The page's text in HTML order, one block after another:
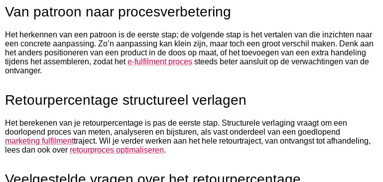
Van patroon naar procesverbetering
Het herkennen van een patroon is de eerste stap; de volgende stap is het vertalen van die inzichten naar
een concrete aanpassing. Zo’n aanpassing kan klein zijn, maar toch een groot verschil maken. Denk aan
het anders positioneren van een product in de doos op maat, of het toevoegen van een extra handeling
tijdens het assembleren, zodat hete-fulfilment proces steeds beter aansluit op de verwachtingen van de
ontvanger.
Retourpercentage structureel verlagen
Het berekenen van je retourpercentage is pas de eerste stap. Structurele verlaging vraagt om een
doorlopend proces van meten, analyseren en bijsturen, als vast onderdeel van een goedlopend
marketing fulfilmenttraject. Wil je verder werken aan het hele retourtraject, van ontvangst tot afhandeling,
lees dan ook over retourproces optimaliseren.